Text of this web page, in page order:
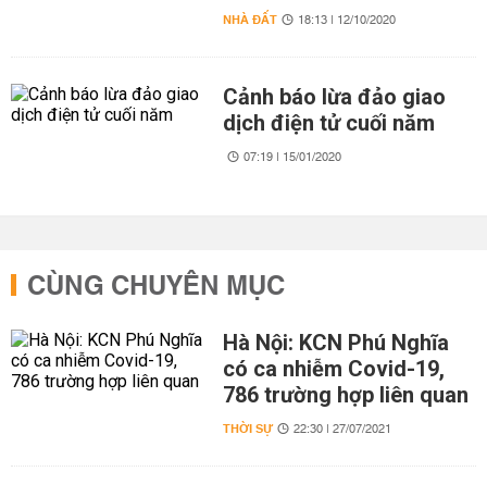
NHÀ ĐẤT 18:13 | 12/10/2020
Cảnh báo lừa đảo giao
dịch điện tử cuối năm
07:19 | 15/01/2020
CÙNG CHUYÊN MỤC
Hà Nội: KCN Phú Nghĩa
có ca nhiễm Covid-19,
786 trường hợp liên quan
THỜI SỰ 22:30 | 27/07/2021